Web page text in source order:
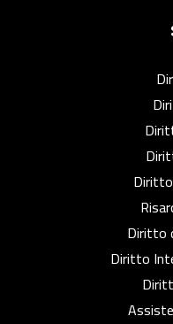
Diritto
Diritto